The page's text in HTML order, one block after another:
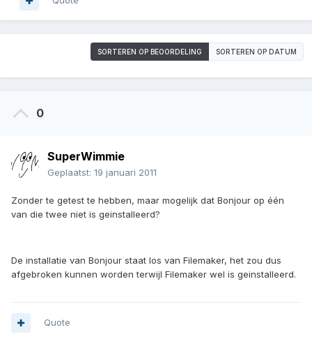
SORTEREN OP BEOORDELING SORTEREN OP DATUM
0
SuperWimmie
Geplaatst: 19 januari 2011
Zonder te getest te hebben, maar mogelijk dat Bonjour op één
van die twee niet is geinstalleerd?
De installatie van Bonjour staat los van Filemaker, het zou dus
afgebroken kunnen worden terwijl Filemaker wel is geinstalleerd.
Quote